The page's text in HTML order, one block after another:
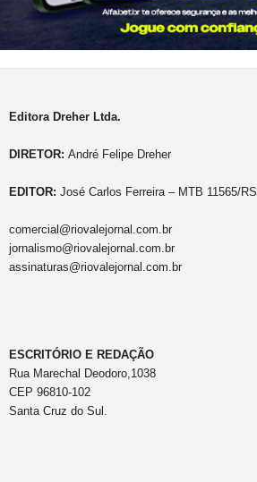
Editora Dreher Ltda.
DIRETOR: André Felipe Dreher
EDITOR: José Carlos Ferreira – MTB 11565/RS
comercial@riovalejornal.com.br
jornalismo@riovalejornal.com.br
assinaturas@riovalejornal.com.br
ESCRITÓRIO E REDAÇÃO
Rua Marechal Deodoro,1038
CEP 96810-102
Santa Cruz do Sul.